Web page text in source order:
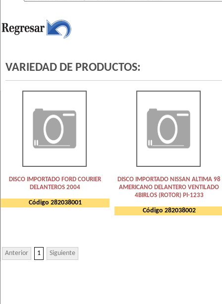
VARIEDAD DE PRODUCTOS:
DISCO IMPORTADO FORD COURIER
DELANTEROS 2004
Código 282038001
DISCO IMPORTADO NISSAN ALTIMA 98
AMERICANO DELANTERO VENTILADO
4BIRLOS (ROTOR) PI-1233
Código 282038002
Anterior 1 Siguiente